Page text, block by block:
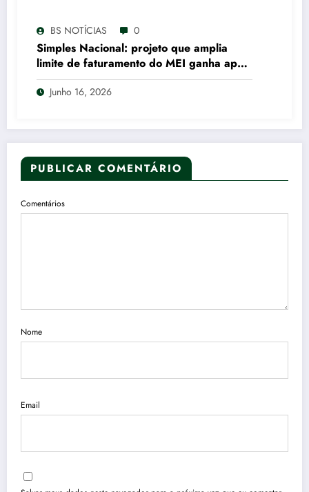
BS NOTÍCIAS 0
Simples Nacional: projeto que amplia
limite de faturamento do MEI ganha apoio
de empresários e parlamentares do MS e
da BA
Junho 16, 2026
PUBLICAR COMENTÁRIO
Comentários
Nome
Email